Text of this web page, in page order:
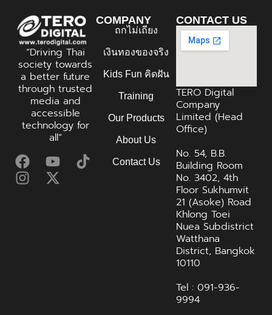
“Driving Thai
society towards
a better future
through trusted
media and
accessible
technology for
all”
COMPANY
ถกไม่เถียง
เงินทองของจริง
Kids Fun คิดฝัน
Training
Our Products
About Us
Contact Us
CONTACT US
TERO Digital
Company
Limited (Head
Office)
No. 54, B.B.
Building Room
No. 3402, 4th
Floor Sukhumvit
21 (Asoke) Road
Khlong Toei
Nuea Subdistrict
Watthana
District, Bangkok
10110
Tel : 091-936-
9994